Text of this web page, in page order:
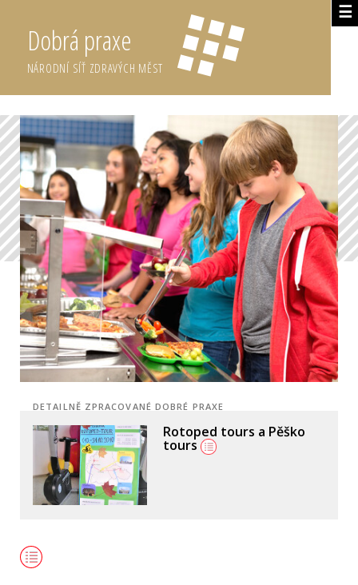
☰
Dobrá praxe
NÁRODNÍ SÍŤ ZDRAVÝCH MĚST
DETAILNĚ ZPRACOVANÉ DOBRÉ PRAXE
Rotoped tours a Pěško
tours
Zdravá rodina nekouří